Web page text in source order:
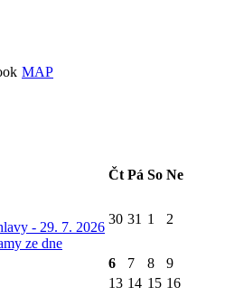
MAP
Čt Pá So Ne
- 29. 7. 2026
ze dne
30 31 1 2
6 7 8
9
13 14 15 16